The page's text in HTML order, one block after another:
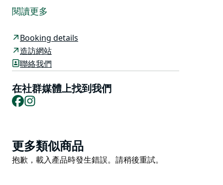
Town Green 的拐角處，擁有絕對的海濱位置。
日出咖啡通常以免費的海豚表演、寵物友好的聊天和名為
“Shack Breaky Tacos”的菜單開始
午餐是舉辦雞尾酒會的好藉口。
Shacks 的日落景色非常壯觀，可以俯瞰鵜鶘灣，非常適
合開啟一個難忘的夜晚。
閱讀更多
Booking details
造訪網站
聯絡我們
在社群媒體上找到我們
Facebook
Product
List
更多類似商品
Product
抱歉，載入產品時發生錯誤。請稍後重試。